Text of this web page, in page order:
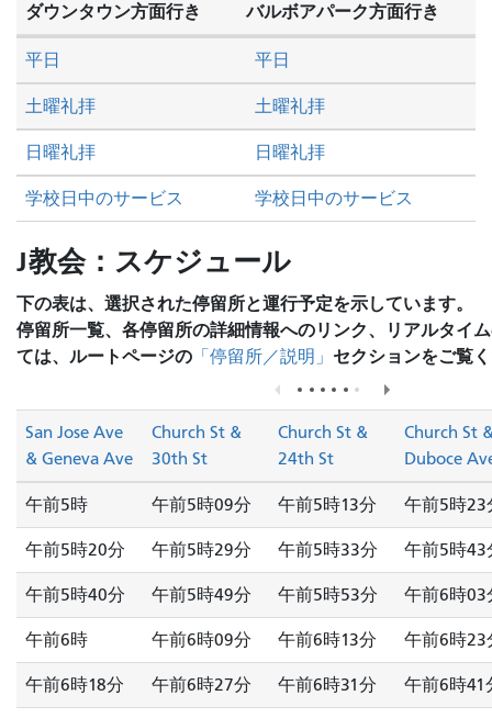
ダウンタウン方面行き バルボアパーク方面行き
土曜礼拝 土曜礼拝
日曜礼拝 日曜礼拝
平日 平日
学校日中のサービス 学校日中のサービス
J教会：スケジュール
下の表は、選択された停留所と運行予定を示しています。
停留所一覧、各停留所の詳細情報へのリンク、リアルタイ
ては、ルートページの 「停留所／説明」 セクションをご覧
San Jose Ave
& Geneva Ave
Church St &
30th St
Church St &
24th St
Church St
Duboce
午前5時 午前5時09分 午前5時13分 午前5時23
午前5時20分 午前5時29分 午前5時33分 午前5時43
午前5時40分 午前5時49分 午前5時53分 午前6時03
午前6時 午前6時09分 午前6時13分 午前6時23
午前6時18分 午前6時27分 午前6時31分 午前6時41